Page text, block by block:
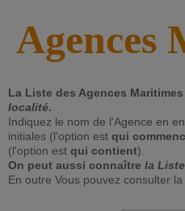
Agences
La Liste des Agences
localité.
Indiquez le nom de l'Agence en
initiales (l'option est qui
(l'option est qui contient).
On peut aussi connaître la
En outre Vous pouvez consulter la